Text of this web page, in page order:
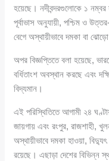
হয়েছে। নদীবন্দরগুলোকে ১
পূর্বাভাস অনুযায়ী, পশ্চিম ও
বেগে অস্থায়ীভাবে দমকা বা
অপর বিজ্ঞপ্তিতে বলা হয়েছে,
বর্ধিতাংশ অবস্থান করছে এবং
বিদ্যমান।
এই পরিস্থিতিতে আগামী ২৪
জায়গায় এবং রংপুর, রাজশাহী,
অস্থায়ীভাবে দমকা হাওয়া,
রয়েছে। এছাড়া দেশের বিভিন্ন